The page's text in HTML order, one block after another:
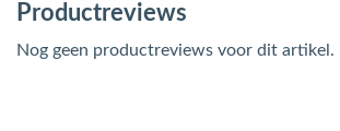
Productreviews
Nog geen productreviews voor dit artikel.